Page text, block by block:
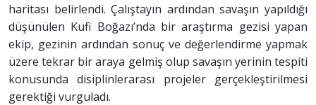
haritası belirlendi. Çalıştayın ardından savaşın yapıldığı
düşünülen Kufi Boğazı’nda bir araştırma gezisi yapan
ekip, gezinin ardından sonuç ve değerlendirme yapmak
üzere tekrar bir araya gelmiş olup savaşın yerinin tespiti
konusunda disiplinlerarası projeler gerçekleştirilmesi
gerektiği vurguladı.